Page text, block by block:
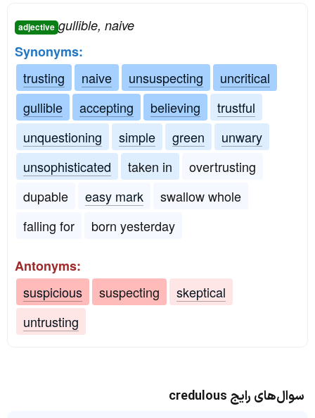
adjective gullible, naive
Synonyms:
trusting
naive unsuspecting
uncritical
gullible
accepting believing
trustful
unquestioning
simple green
unwary
unsophisticated
taken in
overtrusting
dupable
easy mark
swallow whole
falling for
born yesterday
Antonyms:
suspicious
suspecting
skeptical
untrusting
سوال‌های رایج credulous